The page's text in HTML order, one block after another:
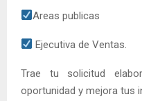
Areas publicas
Ejecutiva de Ventas.
Trae tu solicitud
oportunidad y mejora tus